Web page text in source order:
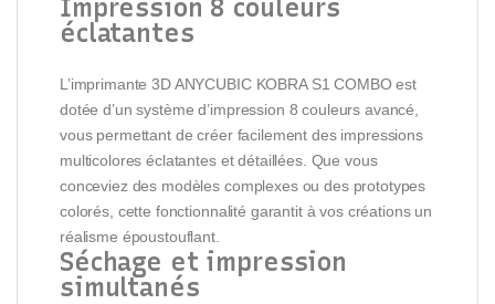
Impression 8 couleurs
éclatantes
L’imprimante 3D ANYCUBIC KOBRA S1 COMBO est
dotée d’un système d’impression 8 couleurs avancé,
vous permettant de créer facilement des impressions
multicolores éclatantes et détaillées. Que vous
conceviez des modèles complexes ou des prototypes
colorés, cette fonctionnalité garantit à vos créations un
réalisme époustouflant.
Séchage et impression
simultanés